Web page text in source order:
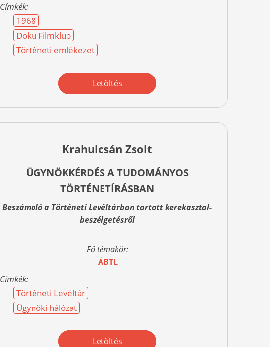
Címkék:
1968
Doku Filmklub
Történeti emlékezet
Letöltés
Krahulcsán Zsolt
ÜGYNÖKKÉRDÉS A TUDOMÁNYOS
TÖRTÉNETÍRÁSBAN
Beszámoló a Történeti Levéltárban tartott kerekasztal-
beszélgetésről
Fő témakör:
ÁBTL
Címkék:
Történeti Levéltár
Ügynöki hálózat
Letöltés